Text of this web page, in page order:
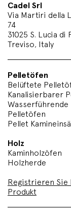
Cadel Srl
Via Martiri della
74
31025 S. Lucia di
Treviso, Italy
Pelletöfen
Belüftete
Kanalisierbarer
Wasserführende
Pelletöfen
Pellet
Holz
Kaminholzöfen
Holzherde
Registrieren Sie
Produkt